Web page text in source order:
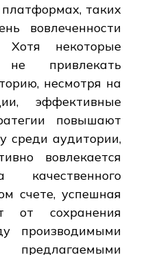
таких
вовлеченности
Хотя некоторые
привлекать
несмотря на
эффективные
повышают
среди аудитории,
вовлекается
качественного
счете, успешная
от сохранения
производимыми